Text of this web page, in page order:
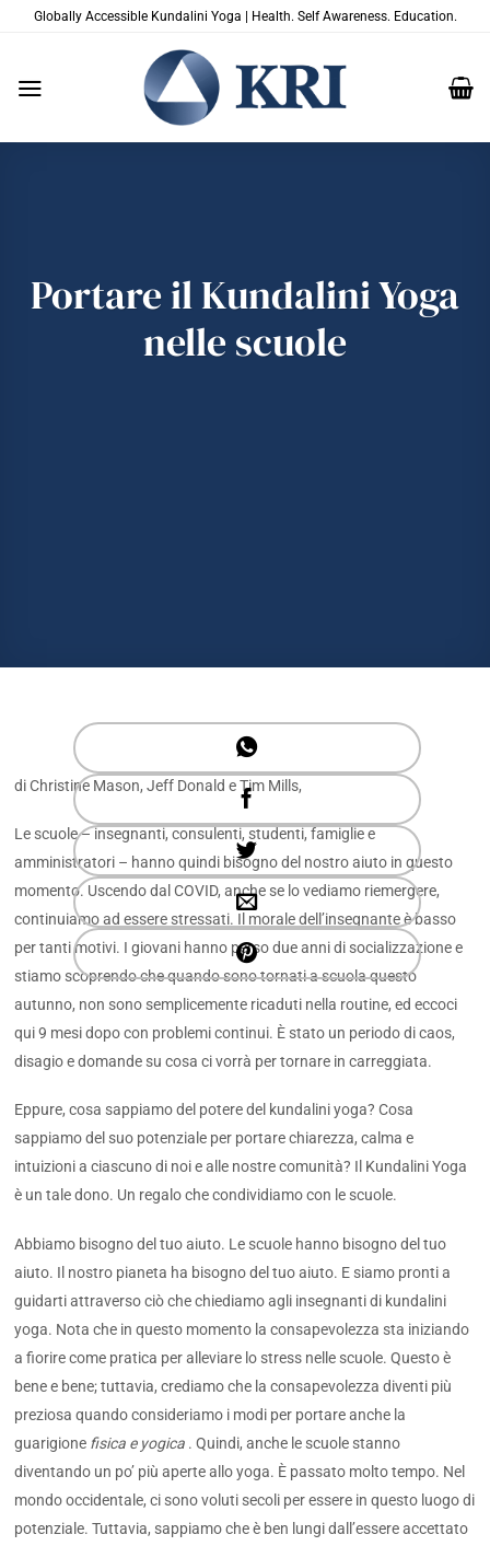
SaltaGlobally Accessible Kundalini Yoga | Health. Self Awareness. Education.
Portare il Kundalini Yoga
nelle scuole
di Christine Mason, Jeff Donald e Tim Mills,
Le scuole – insegnanti, consulenti, studenti, famiglie e
amministratori – hanno quindi bisogno del nostro aiuto in questo
momento. Uscendo dal COVID, anche se lo vediamo riemergere,
continuiamo ad essere stressati. Il morale dell’insegnante è basso
per tanti motivi. I giovani hanno perso due anni di socializzazione e
stiamo scoprendo che quando sono tornati a scuola questo
autunno, non sono semplicemente ricaduti nella routine, ed eccoci
qui 9 mesi dopo con problemi continui. È stato un periodo di caos,
disagio e domande su cosa ci vorrà per tornare in carreggiata.
Eppure, cosa sappiamo del potere del kundalini yoga? Cosa
sappiamo del suo potenziale per portare chiarezza, calma e
intuizioni a ciascuno di noi e alle nostre comunità? Il Kundalini Yoga
è un tale dono. Un regalo che condividiamo con le scuole.
Abbiamo bisogno del tuo aiuto. Le scuole hanno bisogno del tuo
aiuto. Il nostro pianeta ha bisogno del tuo aiuto. E siamo pronti a
guidarti attraverso ciò che chiediamo agli insegnanti di kundalini
yoga. Nota che in questo momento la consapevolezza sta iniziando
a fiorire come pratica per alleviare lo stress nelle scuole. Questo è
bene e bene; tuttavia, crediamo che la consapevolezza diventi più
preziosa quando consideriamo i modi per portare anche la
guarigione fisica e yogica . Quindi, anche le scuole stanno
diventando un po’ più aperte allo yoga. È passato molto tempo. Nel
mondo occidentale, ci sono voluti secoli per essere in questo luogo di
potenziale. Tuttavia, sappiamo che è ben lungi dall’essere accettato